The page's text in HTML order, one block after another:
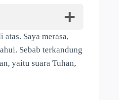
Saya merasa,
Sebab terkandung
yaitu suara Tuhan,